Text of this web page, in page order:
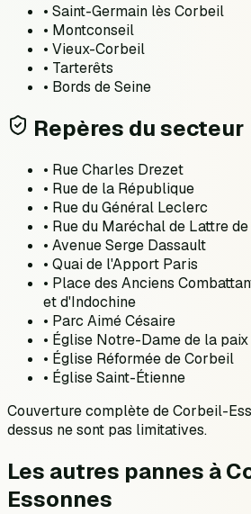
• Saint-Germain lès Corbeil
• Montconseil
• Vieux-Corbeil
• Tarterêts
• Bords de Seine
Repères du secteur
• Rue Charles Drezet
• Rue de la République
• Rue du Général Leclerc
• Rue du Maréchal de Lattre
• Avenue Serge Dassault
• Quai de l'Apport Paris
• Place des Anciens
et d'Indochine
• Parc Aimé Césaire
• Église Notre-Dame de la paix
• Église Réformée de Corbeil
• Église Saint-Étienne
Couverture complète deCorbeil-
dessus ne sont pas limitatives.
Les autres pannes à
Essonnes